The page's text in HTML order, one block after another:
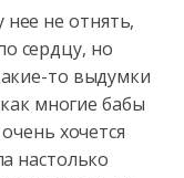
нее не отнять,
сердцу, но
то выдумки
многие бабы
хочется
настолько